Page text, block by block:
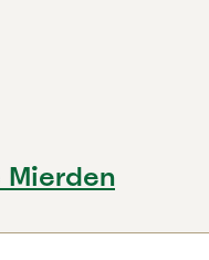
Mierden